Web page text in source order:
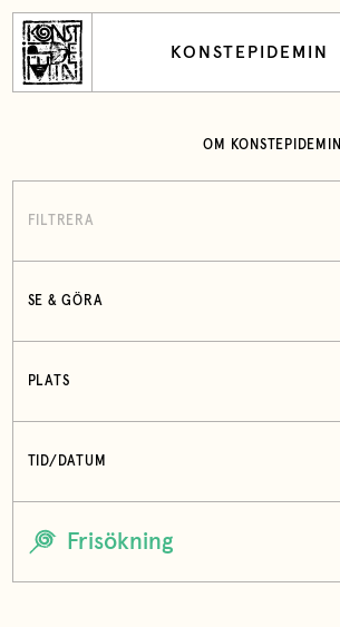
KONSTEPIDEMIN
OM KONSTEPIDEMIN
FILTRERA
SE & GÖRA
PLATS
TID/DATUM